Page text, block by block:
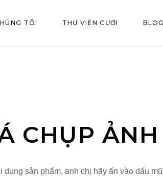
TÔI THƯ VIỆN CƯỚI BLOG
CHỤP
dung sản phẩm, anh chị hãy ấn vào dấu